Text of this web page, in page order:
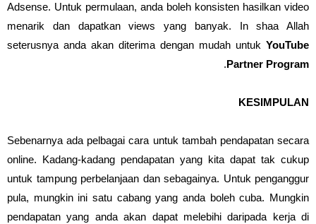
Adsense. Untuk permulaan, anda boleh konsisten hasilkan video
menarik dan dapatkan views yang banyak. In shaa Allah
seterusnya anda akan diterima dengan mudah untuk YouTube
Partner Program
.
KESIMPULAN
Sebenarnya ada pelbagai cara untuk tambah pendapatan secara
online. Kadang-kadang pendapatan yang kita dapat tak cukup
untuk tampung perbelanjaan dan sebagainya. Untuk penganggur
pula, mungkin ini satu cabang yang anda boleh cuba. Mungkin
pendapatan yang anda akan dapat melebihi daripada kerja di